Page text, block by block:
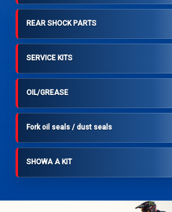
REAR SHOCK PARTS
SERVICE KITS
OIL/GREASE
Fork oil seals / dust seals
SHOWA A KIT